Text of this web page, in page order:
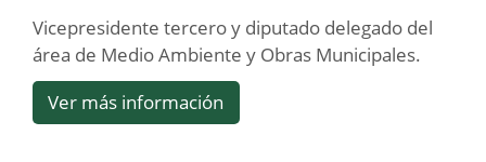
Vicepresidente tercero y diputado delegado del
área de Medio Ambiente y Obras Municipales.
Ver más información